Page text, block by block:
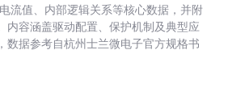
流值、内部逻辑关系等核心数据，并附
内容涵盖驱动配置、保护机制及典型应
数据参考自杭州士兰微电子官方规格书